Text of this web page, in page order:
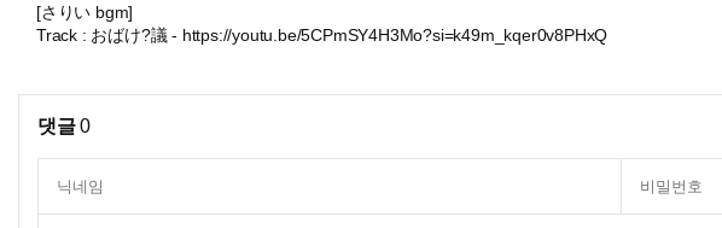
[さりい bgm]
Track : おばけ?議 - https://youtu.be/5CPmSY4H3Mo?si=k49m_kqer0v8PHxQ
댓글0